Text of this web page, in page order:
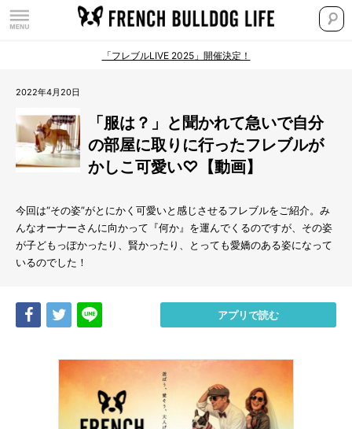
「フレブルLIVE 2025」開催決定！
2022年4月20日
「服は？」と聞かれて急いで自分
の部屋に取りに行ったフレブルが
かしこ可愛い♡【動画】
今回は“その姿”がとにかく可愛いと感じさせるフレブルをご紹介。み
んなオーナーさんに向かって『何か』を運んでくるのですが、その姿
が子どもっぽかったり、賢かったり、とっても愛嬌のある姿になって
いるのでした！
Share Tweet アプリで読む